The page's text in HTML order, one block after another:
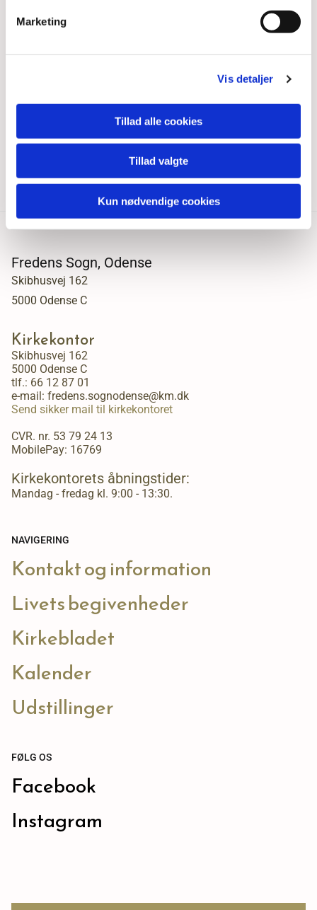
Marketing
Vis detaljer
Tillad alle cookies
Tillad valgte
Kun nødvendige cookies
Fredens Sogn, Odense
Skibhusvej 162
5000 Odense C
Kirkekontor
Skibhusvej 162
5000 Odense C
tlf.: 66 12 87 01
e-mail: fredens.sognodense@km.dk
Send sikker mail til kirkekontoret
CVR. nr. 53 79 24 13
MobilePay: 16769
Kirkekontorets åbningstider:
Mandag - fredag kl. 9:00 - 13:30.
NAVIGERING
Kontakt og information
Livets begivenheder
Kirkebladet
Kalender
Udstillinger
FØLG OS
Facebook
Instagram